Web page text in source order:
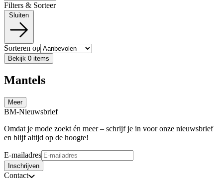
Filters & Sorteer
Sorteren op
Bekijk 0 items
Mantels
Meer
BM-Nieuwsbrief
Omdat je mode zoekt én meer – schrijf je in voor onze nieuwsbrief
en blijf altijd op de hoogte!
E-mailadres
Inschrijven
Contact